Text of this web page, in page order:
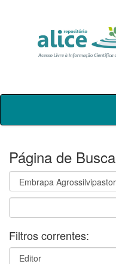
Skip
Página de Busca
Filtros correntes: